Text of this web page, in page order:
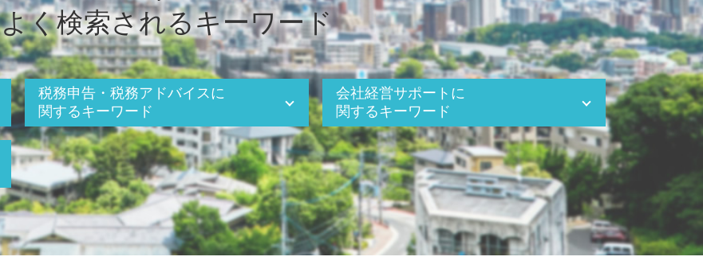
よく検索されるキーワード
税務申告・税務アドバイスに
関するキーワード
法人税 繰越欠損金
税務調査 流れ
二次相続 相続税
税務調査 追徴課税
相続税 2割加算
インボイス制度 不動産
会社経営サポートに
関するキーワード
中期 経営計画 必要性
中期 事業計画
事業承継税制 特例承継計画
資金繰り表 キャッシュフロー計算書
中小企業 資金繰り 悪化
株式譲渡 方法